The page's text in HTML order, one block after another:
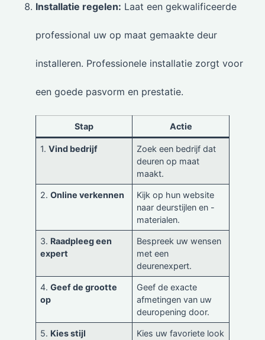
Installatie regelen: Laat een gekwalificeerde
professional uw op maat gemaakte deur
installeren. Professionele installatie zorgt voor
een goede pasvorm en prestatie.
Stap Actie
1.Vind bedrijf
Zoek een bedrijf dat
deuren op maat
maakt.
2.Online verkennen
Kijk op hun website
naar deurstijlen en -
materialen.
3. Raadpleeg een
expert
Bespreek uw wensen
met een
deurenexpert.
4.Geef de grootte
op
Geef de exacte
afmetingen van uw
deuropening door.
5. Kies stijl
Kies uw favoriete look